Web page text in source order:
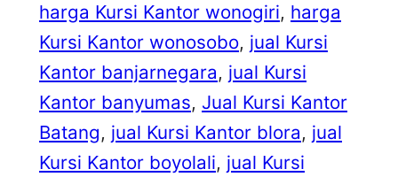
harga Kursi Kantor wonogiri, harga
Kursi Kantor wonosobo, jual Kursi
Kantor banjarnegara, jual Kursi
Kantor banyumas, Jual Kursi Kantor
Batang, jual Kursi Kantor blora, jual
Kursi Kantor boyolali, jual Kursi